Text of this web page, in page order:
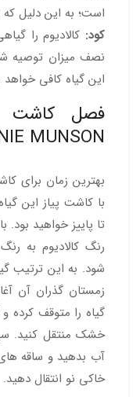
است؛ به این دلیل
کود: کالادیوم را
نصف میزان توصیه
این گیاه کافی خواهد
فصل کاشت
MUNSON
بهترین زمان برای
با کاشت پیاز این
تا پاییز خواهید
رنگ کالادیوم به
شود. به این ترتیب
زمستان گذران آن
گیاه را متوقف
خشک منتقل کنید.
آب بدهید و ساقه
خاکی نو انتقال دهید.